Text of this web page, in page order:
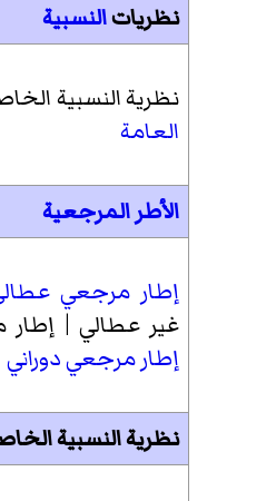
نظرياتالنسبية
نظرية النسبية
العامة
الأطر المرجعية
إطار مرجعي
غير عطالي|
إطار مرجعي دوراني
نظرية النسبية